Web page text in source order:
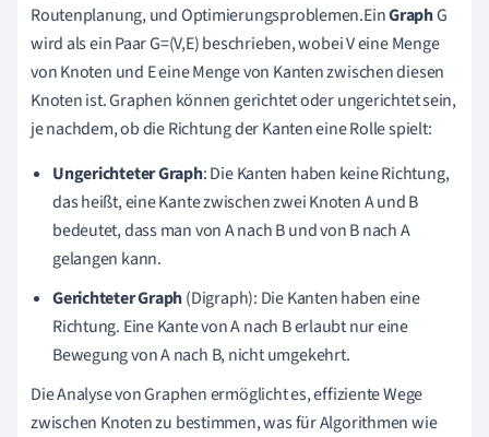
Routenplanung, und Optimierungsproblemen.EinGraphG
wird als ein Paar G=(V,E) beschrieben, wobei V eine Menge
von Knoten und E eine Menge von Kanten zwischen diesen
Knoten ist. Graphen können gerichtet oder ungerichtet sein,
je nachdem, ob die Richtung der Kanten eine Rolle spielt:
Ungerichteter Graph: Die Kanten haben keine Richtung,
das heißt, eine Kante zwischen zwei Knoten A und B
bedeutet, dass man von A nach B und von B nach A
gelangen kann.
Gerichteter Graph(Digraph): Die Kanten haben eine
Richtung. Eine Kante von A nach B erlaubt nur eine
Bewegung von A nach B, nicht umgekehrt.
Die Analyse von Graphen ermöglicht es, effiziente Wege
zwischen Knoten zu bestimmen, was für Algorithmen wie